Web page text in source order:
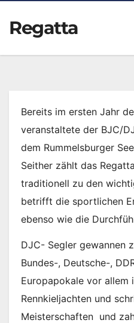
Regatta
Bereits im ersten Jahr
veranstaltete der BJC/
dem Rummelsburger
Seither zählt das
traditionell zu den
betrifft die sportlichen
ebenso wie die
DJC- Segler gewannen
Bundes-, Deutsche-,
Europapokale vor allem
Rennkieljachten und
Meisterschaften und